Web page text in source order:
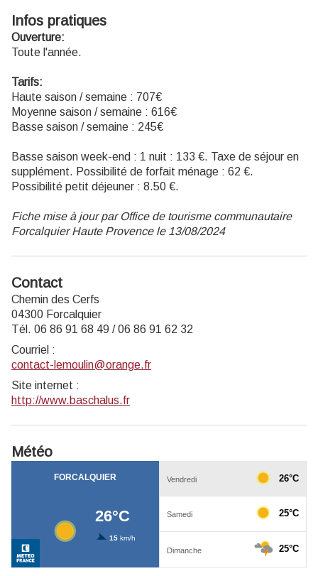
Infos pratiques
Ouverture:
Toute l'année.
Tarifs:
Haute saison / semaine : 707€
Moyenne saison / semaine : 616€
Basse saison / semaine : 245€
Basse saison week-end : 1 nuit : 133 €. Taxe de séjour en
supplément. Possibilité de forfait ménage : 62 €.
Possibilité petit déjeuner : 8.50 €.
Fiche mise à jour par Office de tourisme communautaire
Forcalquier Haute Provence le 13/08/2024
Contact
Chemin des Cerfs
04300 Forcalquier
Tél. 06 86 91 68 49 / 06 86 91 62 32
Courriel :
contact-lemoulin@orange.fr
Site internet :
http://www.baschalus.fr
Météo